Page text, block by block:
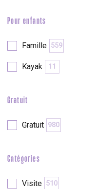
Pour enfants
Famille 559
Kayak 11
Gratuit
Gratuit 980
Catégories
Visite 510